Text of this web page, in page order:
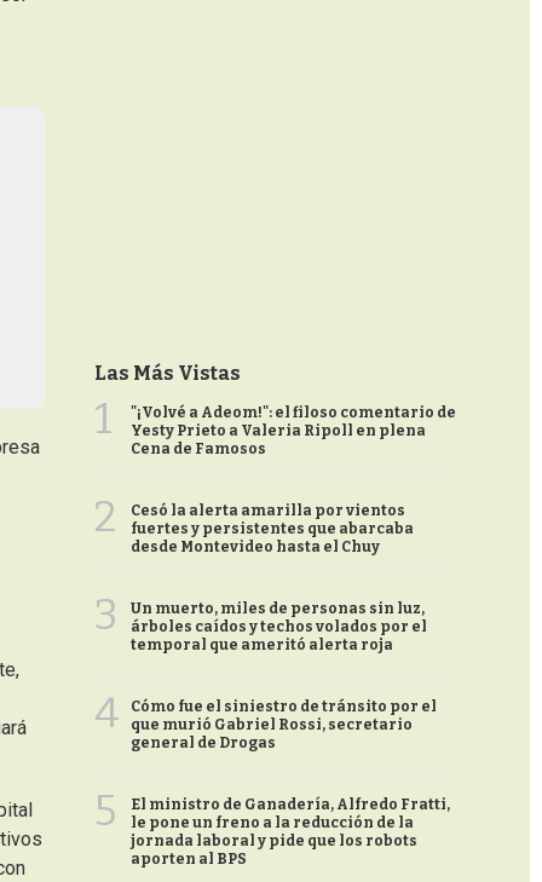
Las Más Vistas
1
"¡Volvé a Adeom!": el filoso comentario de
Yesty Prieto a Valeria Ripoll en plena
Cena de Famosos
2
Cesó la alerta amarilla por vientos
fuertes y persistentes que abarcaba
desde Montevideo hasta el Chuy
3
Un muerto, miles de personas sin luz,
árboles caídos y techos volados por el
temporal que ameritó alerta roja
4
Cómo fue el siniestro de tránsito por el
que murió Gabriel Rossi, secretario
general de Drogas
5
El ministro de Ganadería, Alfredo Fratti,
le pone un freno a la reducción de la
jornada laboral y pide que los robots
aporten al BPS